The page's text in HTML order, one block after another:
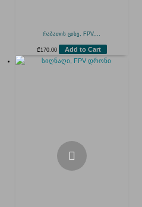
რაბათის ციხე, FPV,...
₾ 170.00 Add to Cart